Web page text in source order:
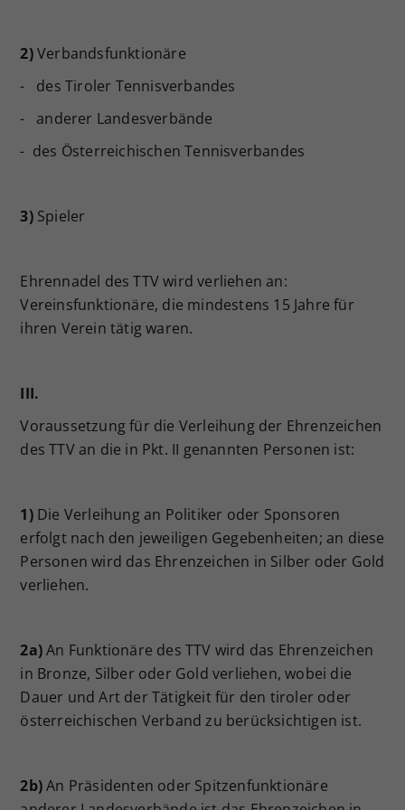
2)Verbandsfunktionäre
- des Tiroler Tennisverbandes
- anderer Landesverbände
- des Österreichischen Tennisverbandes
3)Spieler
Ehrennadel des TTV wird verliehen an:
Vereinsfunktionäre, die mindestens 15 Jahre für
ihren Verein tätig waren.
III.
Voraussetzung für die Verleihung der Ehrenzeichen
des TTV an die in Pkt. II genannten Personen ist:
1) Die Verleihung an Politiker oder Sponsoren
erfolgt nach den jeweiligen Gegebenheiten; an diese
Personen wird das Ehrenzeichen in Silber oder Gold
verliehen.
2a)An Funktionäre des TTV wird das Ehrenzeichen
in Bronze, Silber oder Gold verliehen, wobei die
Dauer und Art der Tätigkeit für den tiroler oder
österreichischen Verband zu berücksichtigen ist.
2b)An Präsidenten oder Spitzenfunktionäre
Zweck
zufällig generierte ID, für die
historische Speicherung Ihrer
Webseiten-Betreiber dies eingestellt
hat.